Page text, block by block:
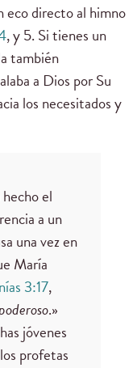
eco directo al himno
, y 5. Si tienes un
también
a Dios por Su
los necesitados y
el
a un
una vez en
María
3:17,
.»
jóvenes
profetas